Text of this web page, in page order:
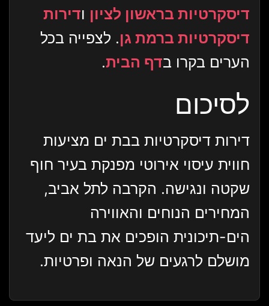
דיסקרטיות בראשון לציון ודירות
דיסקרטיות ברמת גן. לצפייה בכל
הערים בקרו בדף הבית.
לסיכום
דירות דיסקרטיות בבת ים מציעות
חווית עיסוי אירוטי מפנקת בעיר חוף
שקטה ונגישה. הקרבה לתל אביב,
המחירים הנוחים והאווירה
הים-תיכונית הופכים את בת ים ליעד
מושלם לרגעים של הנאה ופרטיות.